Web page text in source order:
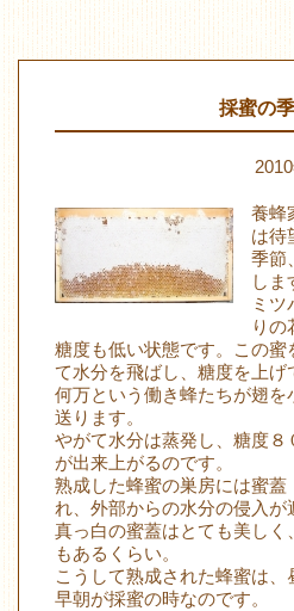
採蜜の
養蜂
は待
季節
しま
ミツ
りの
糖度も低い状態です。この蜜
て水分を飛ばし、糖度を上げ
何万という働き蜂たちが翅を
送ります。
やがて水分は蒸発し、糖度
が出来上がるのです。
熟成した蜂蜜の巣房には蜜蓋
れ、外部からの水分の侵入が
真っ白の蜜蓋はとても美しく
もあるくらい。
こうして熟成された蜂蜜は
早朝が採蜜の時なのです。